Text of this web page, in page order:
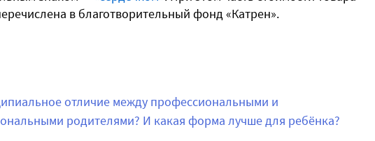
в благотворительный фонд «Катрен».
отличие между профессиональными и
родителями? И какая форма лучше для ребёнка?